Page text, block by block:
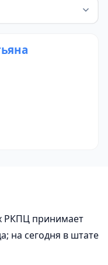
РКПЦ принимает
на сегодня в штате